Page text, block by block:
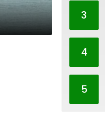
3
4
5